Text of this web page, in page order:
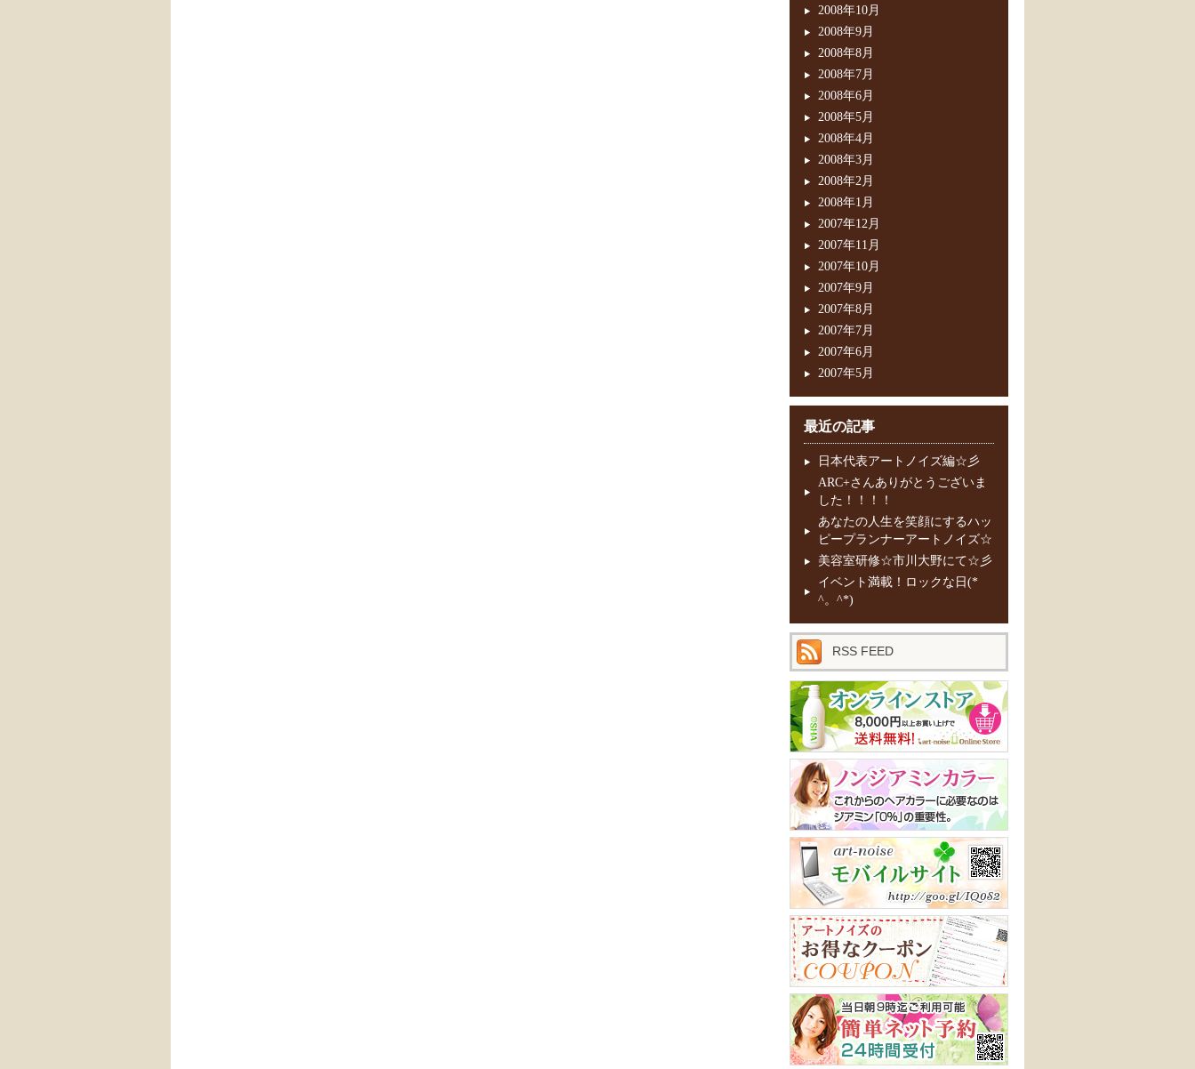
2008年10月
2008年9月
2008年8月
2008年7月
2008年6月
2008年5月
2008年4月
2008年3月
2008年2月
2008年1月
2007年12月
2007年11月
2007年10月
2007年9月
2007年8月
2007年7月
2007年6月
2007年5月
最近の記事
日本代表アートノイズ編☆彡
ARC+さんありがとうございま
した！！！！
あなたの人生を笑顔にするハッ
ピープランナーアートノイズ☆
美容室研修☆市川大野にて☆彡
イベント満載！ロックな日(*
^。^*)
RSS FEED